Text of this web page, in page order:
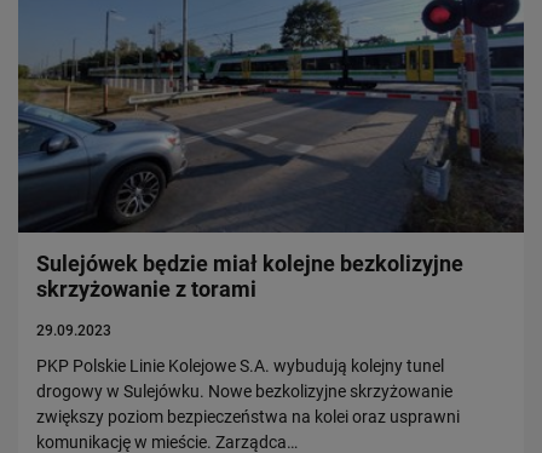
Sulejówek będzie miał kolejne bezkolizyjne
skrzyżowanie z torami
29.09.2023
PKP Polskie Linie Kolejowe S.A. wybudują kolejny tunel
drogowy w Sulejówku. Nowe bezkolizyjne skrzyżowanie
zwiększy poziom bezpieczeństwa na kolei oraz usprawni
komunikację w mieście. Zarządca…